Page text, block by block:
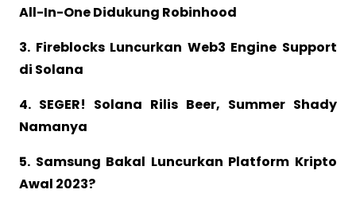
All-In-One Didukung Robinhood
3. Fireblocks Luncurkan Web3 Engine Support
di Solana
4. SEGER! Solana Rilis Beer, Summer Shady
Namanya
5. Samsung Bakal Luncurkan Platform Kripto
Awal 2023?